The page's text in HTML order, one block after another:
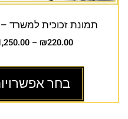
תמונת זכוכית למשרד – AU-002
₪220.00
–
בחר